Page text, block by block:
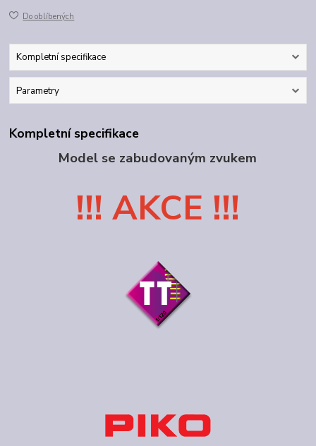
Do oblíbených
Kompletní specifikace
Parametry
Kompletní specifikace
Model se zabudovaným zvukem
!!! AKCE !!!